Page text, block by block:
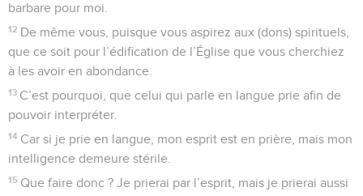
barbare pour moi.
12 De même vous, puisque vous aspirez aux (dons) spirituels,
que ce soit pour l’édification de l’Église que vous cherchiez
à les avoir en abondance.
13 C’est pourquoi, que celui qui parle en langue prie afin de
pouvoir interpréter.
14 Car si je prie en langue, mon esprit est en prière, mais mon
intelligence demeure stérile.
15 Que faire donc ? Je prierai par l’esprit, mais je prierai aussi